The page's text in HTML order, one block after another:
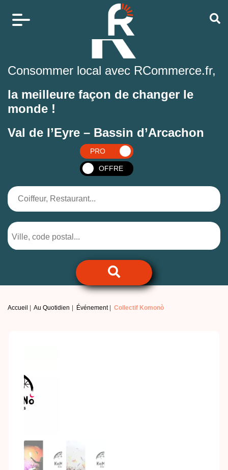
Consommer local avec RCommerce.fr,
la meilleure façon de changer le
monde !
Val de l’Eyre – Bassin d’Arcachon
PRO
OFFRE
Accueil Au Quotidien Événement Collectif Komonò